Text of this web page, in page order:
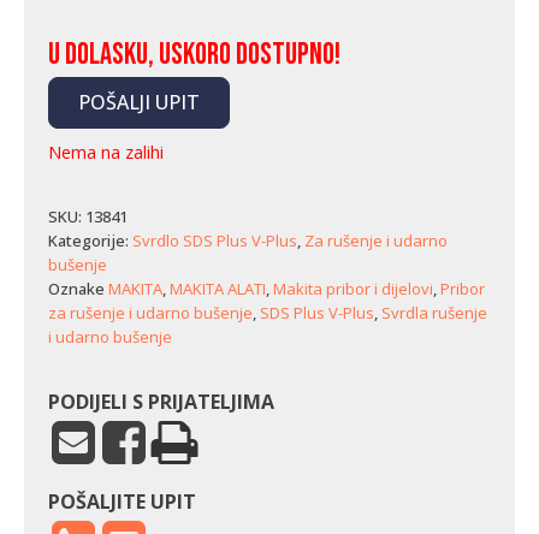
U dolasku, uskoro dostupno!
POŠALJI UPIT
Nema na zalihi
SKU: 13841
Kategorije: Svrdlo SDS Plus V-Plus, Za rušenje i udarno
bušenje
Oznake MAKITA,MAKITA ALATI,Makita pribor i dijelovi,Pribor
za rušenje i udarno bušenje, SDS Plus V-Plus, Svrdla rušenje
i udarno bušenje
PODIJELI S PRIJATELJIMA
POŠALJITE UPIT